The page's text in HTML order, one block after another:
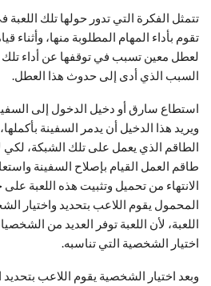
تتمثل الفكرة التي تدور حولها تلك
تقوم بأداء المهام المطلوبة منها، وأثناء
لعطل معين تسبب في توقفها عن أداء تلك
السبب الذي أدى إلى حدوث هذا العطل.
استطاع سارق أو دخيل الدخول إلى
ويريد هذا الدخيل أن يدمر السفينة
الطاقم الذي يعمل على تلك الشبكة،
طاقم العمل القيام بإصلاح السفينة
الانتهاء من تحميل وتثبيت هذه اللعبة على
المحمول يقوم اللاعب بتحديد واختيار
اللعبة، لأن اللعبة توفر العديد من
اختيار الشخصية التي تناسبه.
وبعد اختيار الشخصية يقوم اللاعب بتحديد